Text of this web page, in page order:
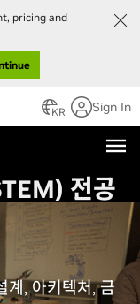
pricing and
KR Sign In
전공
계, 아키텍처, 금